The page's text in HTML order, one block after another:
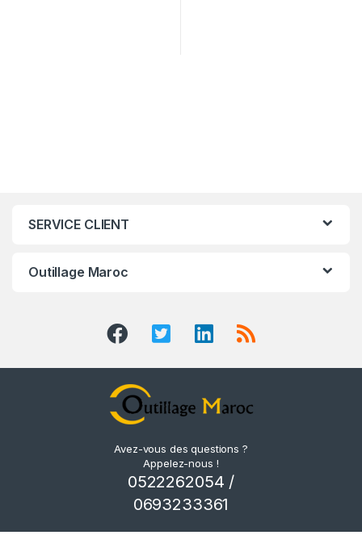
SERVICE CLIENT
Outillage Maroc
Avez-vous des questions ?
Appelez-nous !
0522262054 /
0693233361